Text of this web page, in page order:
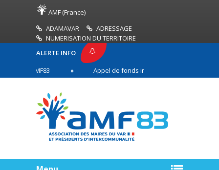
AMF (France)
ADAMAVAR
ADRESSAGE
NUMERISATION DU TERRITOIRE
ALERTE INFO
Appel de fonds incendies de forêt
première ligne